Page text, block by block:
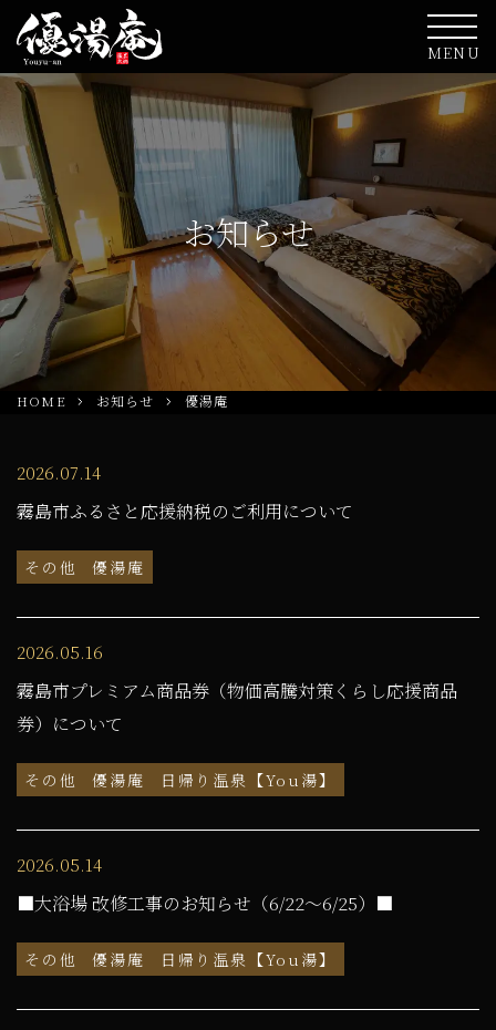
MENU
お知らせ
HOME お知らせ 優湯庵
2026.07.14
霧島市ふるさと応援納税のご利用について
その他 優湯庵
2026.05.16
霧島市プレミアム商品券（物価高騰対策くらし応援商品
券）について
その他 優湯庵 日帰り温泉【You湯】
2026.05.14
■大浴場 改修工事のお知らせ（6/22～6/25）■
その他 優湯庵 日帰り温泉【You湯】